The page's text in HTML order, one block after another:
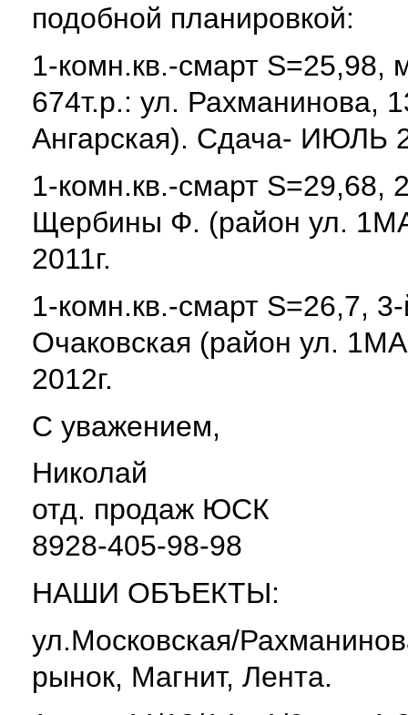
подобной планировкой:
1-комн.кв.-смарт S=25,98,
674т.р.: ул. Рахманинова,
Ангарская). Сдача- ИЮЛЬ
1-комн.кв.-смарт S=29,68,
Щербины Ф. (район ул.
2011г.
1-комн.кв.-смарт S=26,7,
Очаковская (район ул.
2012г.
С уважением,
Николай
отд. продаж ЮСК
8928-405-98-98
НАШИ ОБЪЕКТЫ:
ул.Московская/
рынок, Магнит, Лента.